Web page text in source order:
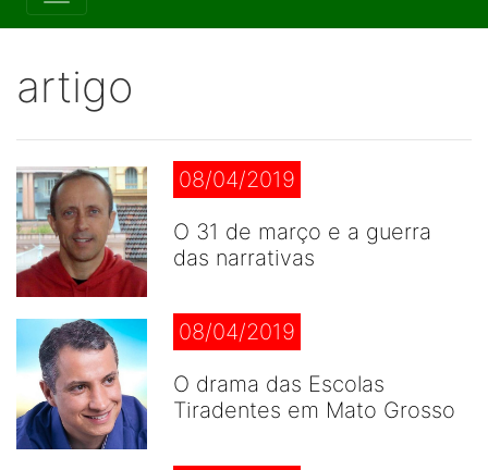
artigo
08/04/2019
O 31 de março e a guerra
das narrativas
08/04/2019
O drama das Escolas
Tiradentes em Mato Grosso